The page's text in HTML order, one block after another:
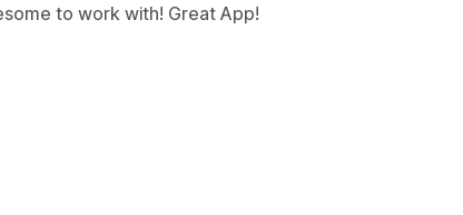
Políticas personalizadas
to work with! Great App!